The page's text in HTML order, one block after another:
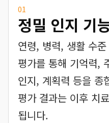
01
정밀 인지 기
연령, 병력, 생활 수
평가를 통해 기억력,
인지, 계획력 등을 종
평가 결과는 이후 치
됩니다.